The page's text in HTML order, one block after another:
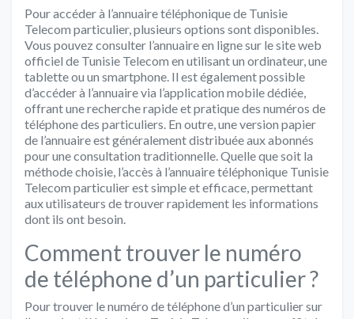
Pour accéder à l’annuaire téléphonique de Tunisie
Telecom particulier, plusieurs options sont disponibles.
Vous pouvez consulter l’annuaire en ligne sur le site web
officiel de Tunisie Telecom en utilisant un ordinateur, une
tablette ou un smartphone. Il est également possible
d’accéder à l’annuaire via l’application mobile dédiée,
offrant une recherche rapide et pratique des numéros de
téléphone des particuliers. En outre, une version papier
de l’annuaire est généralement distribuée aux abonnés
pour une consultation traditionnelle. Quelle que soit la
méthode choisie, l’accès à l’annuaire téléphonique Tunisie
Telecom particulier est simple et efficace, permettant
aux utilisateurs de trouver rapidement les informations
dont ils ont besoin.
Comment trouver le numéro
de téléphone d’un particulier ?
Pour trouver le numéro de téléphone d’un particulier sur